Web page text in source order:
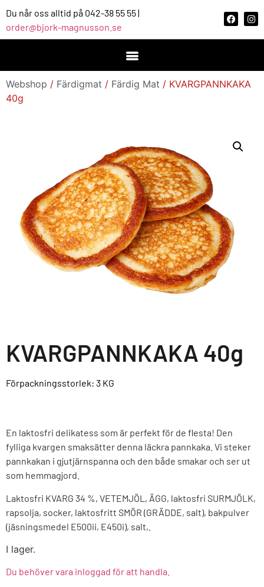
Du når oss alltid på 042-38 55 55 |
order@bjork-magnusson.se
Webshop / Färdigmat / Färdig Mat / KVARGPANNKAKA
40g
KVARGPANNKAKA 40g
Förpackningsstorlek: 3 KG
En laktosfri delikatess som är perfekt för de flesta! Den
fylliga kvargen smaksätter denna läckra pannkaka. Vi steker
pannkakan i gjutjärnspanna och den både smakar och ser ut
som hemmagjord.
Laktosfri KVARG 34 %, VETEMJÖL, ÄGG, laktosfri SURMJÖLK,
rapsolja, socker, laktosfritt SMÖR (GRÄDDE, salt), bakpulver
(jäsningsmedel E500ii, E450i), salt,.
I lager.
Du behöver vara inloggad för att handla.